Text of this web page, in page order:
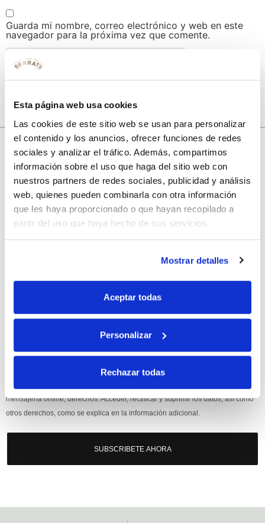
Esta página web usa cookies
Las cookies de este sitio web se usan para personalizar
el contenido y los anuncios, ofrecer funciones de redes
sociales y analizar el tráfico. Además, compartimos
información sobre el uso que haga del sitio web con
nuestros partners de redes sociales, publicidad y análisis
web, quienes pueden combinarla con otra información
que les haya proporcionado o que hayan recopilado a
partir del uso que haya hecho de sus servicios.
Mostrar detalles
Aceptar todas
Personalizar
Rechazar todas
Guarda mi nombre, correo electrónico y web en este
navegador para la próxima vez que comente.
10% de descuento
con tu primera compra.
en tu primera compra.
Responsable: HIJOS DE JOSÉ SERRATS S.A. Finalidad: tratamientos con
mensajería online, derechos: Acceder, rectificar y suprimir los datos, así como
otros derechos, como se explica en la información adicional.
SUBSCRIBETE AHORA